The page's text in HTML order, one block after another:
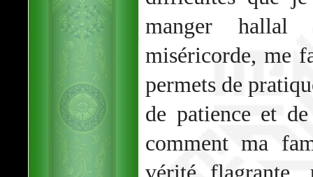
manger
miséricorde, me
permets de
de patience et
comment ma